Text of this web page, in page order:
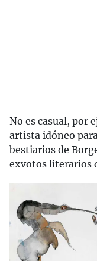
No es casual, por
artista idóneo
bestiarios de
exvotos literarios